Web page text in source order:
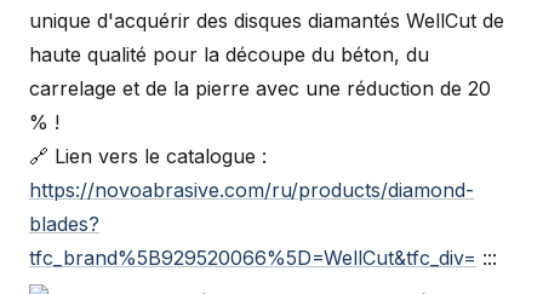
unique d'acquérir des disques diamantés WellCut de
haute qualité pour la découpe du béton, du
carrelage et de la pierre avec une réduction de 20
% !
🔗 Lien vers le catalogue :
https://novoabrasive.com/ru/products/diamond-
blades?
tfc_brand%5B929520066%5D=WellCut&tfc_div= :::